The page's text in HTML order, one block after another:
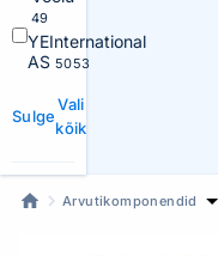
49
YEInternational
AS 5053
Sulge
Vali
kõik
Arvutikomponendid